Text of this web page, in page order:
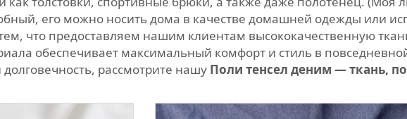
его можно носить дома в качестве домашней одежды или
что предоставляем нашим клиентам высококачественную
обеспечивает максимальный комфорт и стиль в
рассмотрите нашу Поли тенсел деним — ткань,